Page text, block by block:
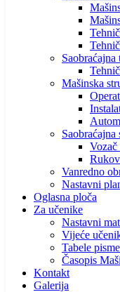
Saobraćajna
Mašinska
Saobraćajna
Vanredno
Nastavni
Oglasna ploča
Za učenike
Nastavni
Vijeće
Tabele
Časopis
Kontakt
Galerija